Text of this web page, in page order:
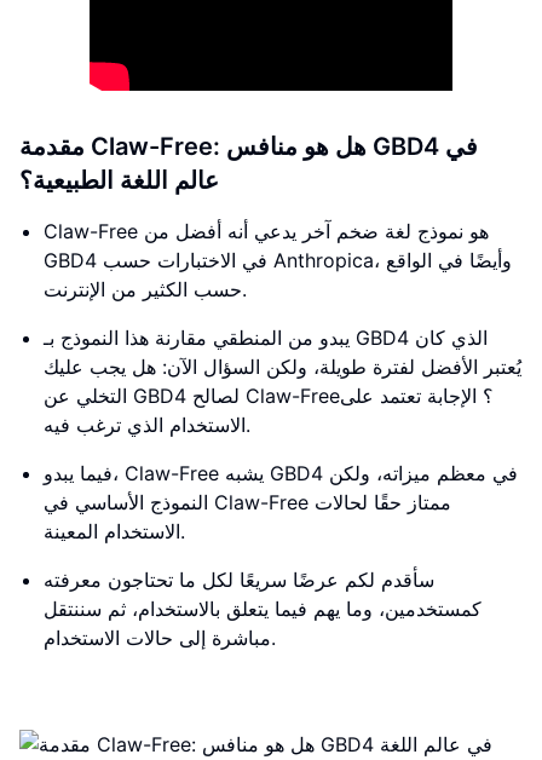
مقدمة Claw-Free: هل هو منافس GBD4 في
عالم اللغة الطبيعية؟
Claw-Free هو نموذج لغة ضخم آخر يدعي أنه أفضل من
GBD4 في الاختبارات حسب Anthropica، وأيضًا في الواقع
حسب الكثير من الإنترنت.
يبدو من المنطقي مقارنة هذا النموذج بـ GBD4 الذي كان
يُعتبر الأفضل لفترة طويلة، ولكن السؤال الآن: هل يجب عليك
التخلي عن GBD4 لصالح Claw-Free؟ الإجابة تعتمد على
الاستخدام الذي ترغب فيه.
فيما يبدو، Claw-Free يشبه GBD4 في معظم ميزاته، ولكن
النموذج الأساسي في Claw-Free ممتاز حقًا لحالات
الاستخدام المعينة.
سأقدم لكم عرضًا سريعًا لكل ما تحتاجون معرفته
كمستخدمين، وما يهم فيما يتعلق بالاستخدام، ثم سننتقل
مباشرة إلى حالات الاستخدام.